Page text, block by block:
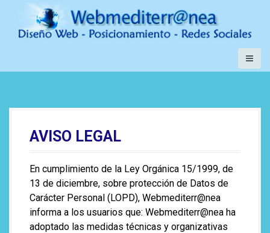
AVISO LEGAL
En cumplimiento de la Ley Orgánica 15/1999, de
13 de diciembre, sobre protección de Datos de
Carácter Personal (LOPD), Webmediterr@nea
informa a los usuarios que: Webmediterr@nea ha
adoptado las medidas técnicas y organizativas